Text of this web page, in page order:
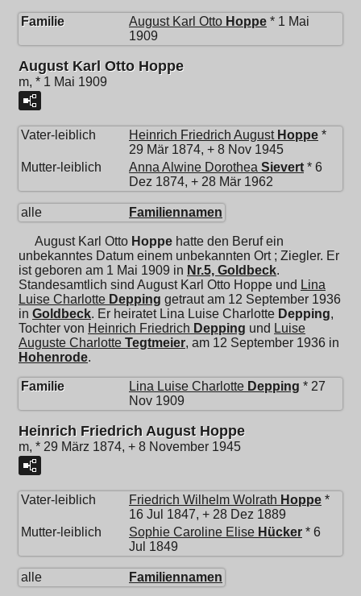
Familie August Karl Otto Hoppe * 1 Mai
1909
August Karl Otto Hoppe
m, * 1 Mai 1909
Vater-leiblich Heinrich Friedrich August Hoppe *
29 Mär 1874, + 8 Nov 1945
Mutter-leiblich
Anna Alwine Dorothea Sievert * 6
Dez 1874, + 28 Mär 1962
alle Familiennamen
August Karl Otto Hoppe hatte den Beruf ein
unbekanntes Datum einem unbekannten Ort ; Ziegler. Er
ist geboren am 1 Mai 1909 in Nr.5, Goldbeck.
Standesamtlich sind August Karl Otto Hoppe und Lina
Luise Charlotte Depping getraut am 12 September 1936
in Goldbeck. Er heiratet Lina Luise Charlotte Depping,
Tochter von Heinrich Friedrich Depping und Luise
Auguste Charlotte Tegtmeier, am 12 September 1936 in
Hohenrode.
Familie Lina Luise Charlotte Depping * 27
Nov 1909
Heinrich Friedrich August Hoppe
m, * 29 März 1874, + 8 November 1945
Vater-leiblich Friedrich Wilhelm Wolrath Hoppe *
16 Jul 1847, + 28 Dez 1889
Mutter-leiblich
Sophie Caroline Elise Hücker * 6
Jul 1849
alle Familiennamen